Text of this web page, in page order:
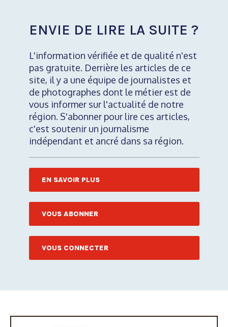
ENVIE DE LIRE LA SUITE ?
L'information vérifiée et de qualité n'est
pas gratuite. Derrière les articles de ce
site, il y a une équipe de journalistes et
de photographes dont le métier est de
vous informer sur l'actualité de notre
région. S'abonner pour lire ces articles,
c'est soutenir un journalisme
indépendant et ancré dans sa région.
EN SAVOIR PLUS
VOUS ABONNER
VOUS CONNECTER